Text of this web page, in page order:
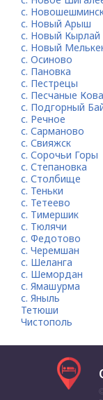
с.
с. Новый Арыш
с. Новый Кырлай
с. Новый
с. Осиново
с. Пановка
с. Пестрецы
с. Песчаные
с. Подгорный
с. Речное
с. Сарманово
с. Свияжск
с. Сорочьи Горы
с. Степановка
с. Столбище
с. Теньки
с. Тетеево
с. Тимершик
с. Тюлячи
с. Федотово
с. Черемшан
с. Шеланга
с. Шемордан
с. Ямашурма
с. Яныль
Тетюши
Чистополь